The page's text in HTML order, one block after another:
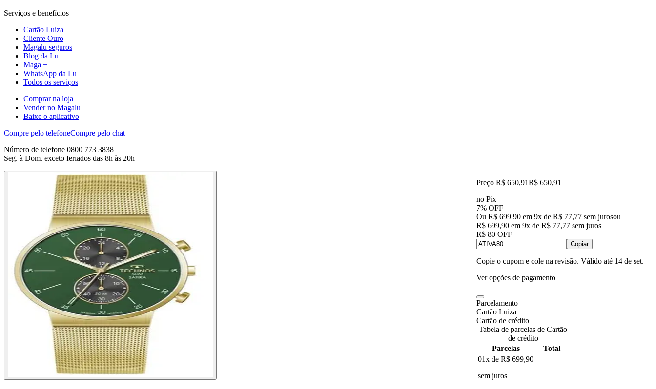
Serviços e benefícios
Cartão Luiza
Cliente Ouro
Magalu seguros
Blog da Lu
Maga +
WhatsApp da Lu
Todos os serviços
Comprar na loja
Vender no Magalu
Baixe o aplicativo
Compre pelo telefoneCompre pelo chat
Número de telefone 0800 773 3838
Seg. à Dom. exceto feriados das 8h às 20h
Preço R$ 650,91R$ 650,91
no Pix
7% OFF
Ou R$ 699,90 em 9x de R$ 77,77 sem jurosou
R$ 699,90 em 9x de R$ 77,77 sem juros
R$ 80 OFF
Copiar
Copie o cupom e cole na revisão. Válido até 14 de set.
Ver opções de pagamento
Parcelamento
Cartão Luiza
Cartão de crédito
Tabela de parcelas de Cartão
de crédito
Parcelas
Total
01x de R$ 699,90
sem juros